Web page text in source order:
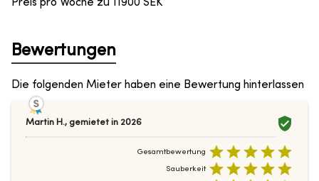
Preis pro Woche zu 11900 SEK
Bewertungen
Die folgenden Mieter haben eine Bewertung hinterlassen
Martin H., gemietet in 2026
Gesamtbewertung
Sauberkeit